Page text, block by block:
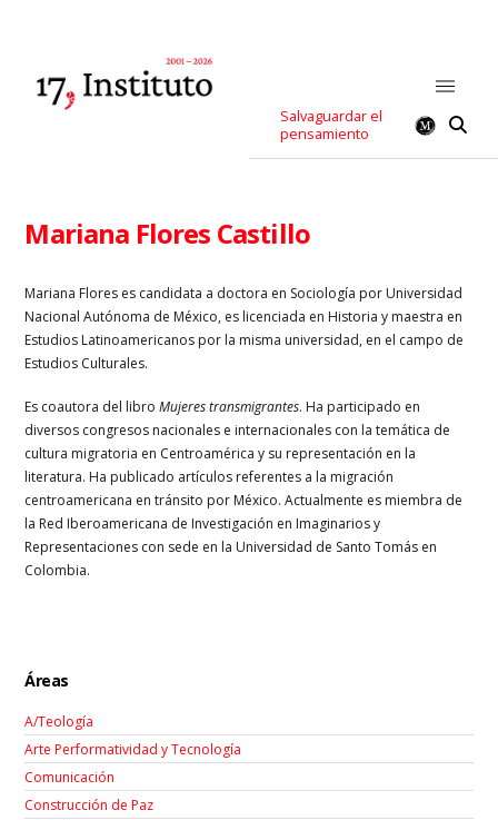
Salvaguardar el
pensamiento
Mariana Flores Castillo
Mariana Flores es candidata a doctora en Sociología por Universidad
Nacional Autónoma de México, es licenciada en Historia y maestra en
Estudios Latinoamericanos por la misma universidad, en el campo de
Estudios Culturales.
Es coautora del libroMujeres transmigrantes. Ha participado en
diversos congresos nacionales e internacionales con la temática de
cultura migratoria en Centroamérica y su representación en la
literatura. Ha publicado artículos referentes a la migración
centroamericana en tránsito por México. Actualmente es miembra de
la Red Iberoamericana de Investigación en Imaginarios y
Representaciones con sede en la Universidad de Santo Tomás en
Colombia.
Áreas
A/Teología
Arte Performatividad y Tecnología
Comunicación
Construcción de Paz